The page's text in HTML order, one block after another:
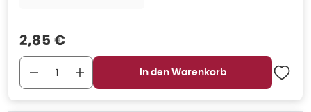
Verkaufspreis
2,85 €
In den Warenkorb